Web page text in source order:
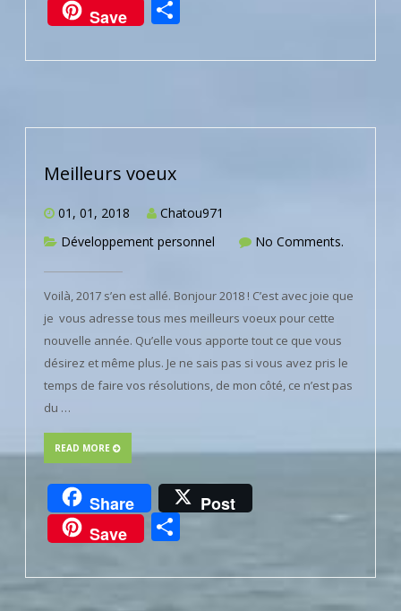
Save
Meilleurs voeux
01, 01, 2018
Chatou971
Développement personnel
No Comments.
Voilà, 2017 s’en est allé. Bonjour 2018 ! C’est avec joie que
je vous adresse tous mes meilleurs voeux pour cette
nouvelle année. Qu’elle vous apporte tout ce que vous
désirez et même plus. Je ne sais pas si vous avez pris le
temps de faire vos résolutions, de mon côté, ce n’est pas
du …
READ MORE
Share
Post
Save